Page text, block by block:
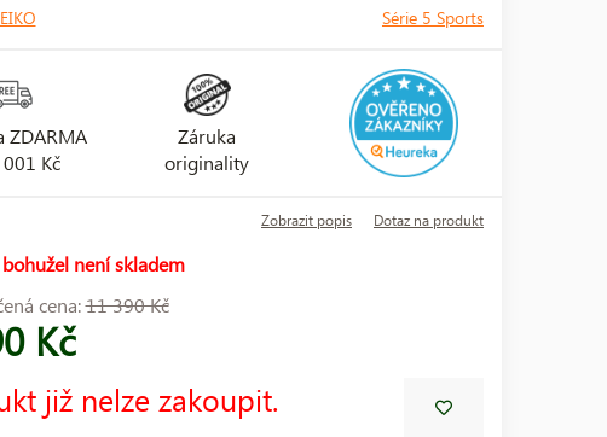
Série 5 Sports
ZDARMA
Kč
Záruka
originality
Zobrazit popis Dotaz na produkt
není skladem
cena:11 390 Kč
Kč
již nelze zakoupit.